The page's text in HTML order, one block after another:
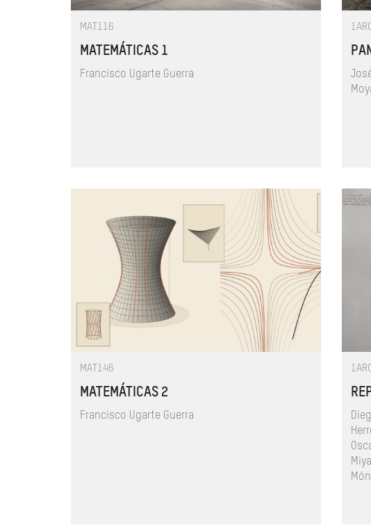
MAT116
MATEMÁTICAS 1
Francisco Ugarte Guerra
MAT146
MATEMÁTICAS 2
Francisco Ugarte Guerra